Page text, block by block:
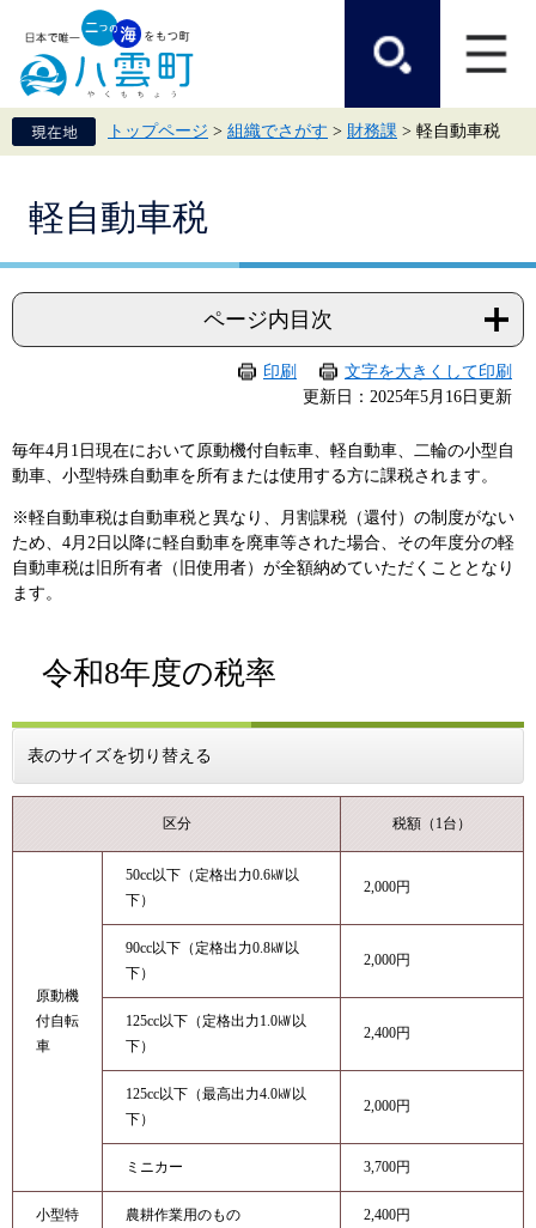
頭
で
す。
飛
ば
し
トップページ > 組織でさがす > 財務課 > 軽自動車税
軽自動車税
ページ内目次
印刷
文字を大きくして印刷
更新日：2025年5月16日更新
毎年4月1日現在において原動機付自転車、軽自動車、二輪の小型自
動車、小型特殊自動車を所有または使用する方に課税されます。
※軽自動車税は自動車税と異なり、月割課税（還付）の制度がない
ため、4月2日以降に軽自動車を廃車等された場合、その年度分の軽
自動車税は旧所有者（旧使用者）が全額納めていただくこととなり
ます。
令和8年度の税率
表のサイズを切り替える
区分 税額（1台）
原動機
付自転
車
50cc以下（定格出力0.6㎾以
下）
2,000円
90cc以下（定格出力0.8㎾以
下）
2,000円
125cc以下（定格出力1.0㎾以
下）
2,400円
125cc以下（最高出力4.0㎾以
下）
2,000円
ミニカー 3,700円
小型特
農耕作業用のもの 2,400円